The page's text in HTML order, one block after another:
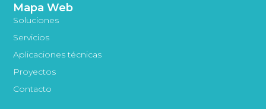
Mapa Web
Soluciones
Servicios
Aplicaciones técnicas
Proyectos
Contacto